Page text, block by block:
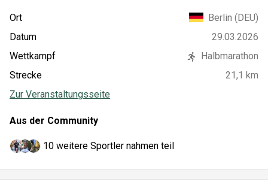
Ort
Berlin (DEU)
Datum
29.03.2026
Wettkampf
Halbmarathon
Strecke
21,1 km
Zur Veranstaltungsseite
Aus der Community
10 weitere Sportler nahmen teil